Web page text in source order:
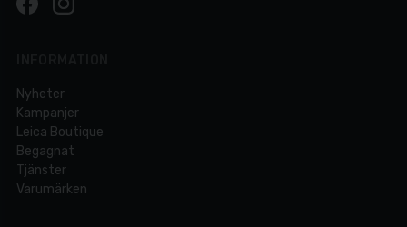
Nyheter
Kampanjer
Leica Boutique
Begagnat
Tjänster
Varumärken